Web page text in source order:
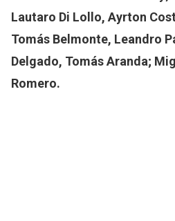
Lautaro Di Lollo, Ayrton
Tomás Belmonte, Leandro
Delgado, Tomás Aranda;
Romero.